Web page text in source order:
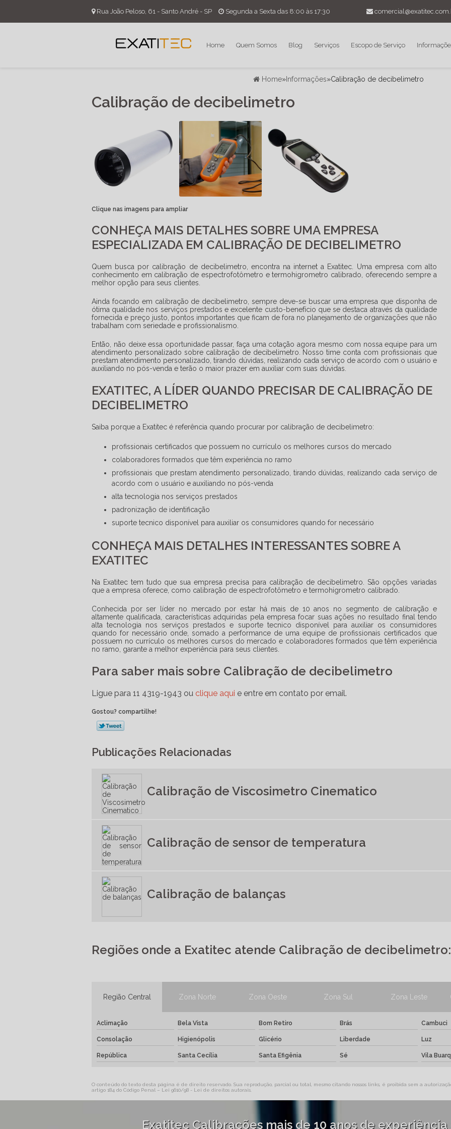
Rua João Peloso, 61 - Santo André - SP Segunda a Sexta das 8:00 às 17:30
Home Quem Somos Blog Serviços Escopo de Serviço
Home»Informações»Calibração de decibelimetro
Calibração de decibelimetro
Clique nas imagens para ampliar
CONHEÇA MAIS DETALHES SOBRE UMA EMPRESA
ESPECIALIZADA EM CALIBRAÇÃO DE DECIBELIMETRO
Quem busca por calibração de decibelimetro , encontra na internet a Exatitec. Uma empresa com alto
conhecimento em calibração de espectrofotômetro e termohigrometro calibrado, oferecendo sempre a
melhor opção para seus clientes.
Ainda focando em calibração de decibelimetro , sempre deve-se buscar uma empresa que disponha de
ótima qualidade nos serviços prestados e excelente custo-benefício que se destaca através da qualidade
fornecida e preço justo, pontos importantes que ficam de fora no planejamento de organizações que não
trabalham com seriedade e profissionalismo.
Então, não deixe essa oportunidade passar, faça uma cotação agora mesmo com nossa equipe para um
atendimento personalizado sobre calibração de decibelimetro . Nosso time conta com profissionais que
prestam atendimento personalizado, tirando dúvidas, realizando cada serviço de acordo com o usuário e
auxiliando no pós-venda e terão o maior prazer em auxiliar com suas dúvidas.
EXATITEC, A LÍDER QUANDO PRECISAR DE CALIBRAÇÃO DE
DECIBELIMETRO
Saiba porque a Exatitec é referência quando procurar por calibração de decibelimetro:
profissionais certificados que possuem no currículo os melhores cursos do mercado
colaboradores formados que têm experiência no ramo
profissionais que prestam atendimento personalizado, tirando dúvidas, realizando cada serviço de
acordo com o usuário e auxiliando no pós-venda
alta tecnologia nos serviços prestados
padronização de identificação
suporte tecnico disponível para auxiliar os consumidores quando for necessário
CONHEÇA MAIS DETALHES INTERESSANTES SOBRE A
EXATITEC
Na Exatitec tem tudo que sua empresa precisa para calibração de decibelimetro . São opções variadas
que a empresa oferece, como calibração de espectrofotômetro e termohigrometro calibrado.
Conhecida por ser líder no mercado por estar há mais de 10 anos no segmento de calibração e
altamente qualificada, características adquiridas pela empresa focar suas ações no resultado final tendo
alta tecnologia nos serviços prestados e suporte tecnico disponível para auxiliar os consumidores
quando for necessário onde, somado a performance de uma equipe de profissionais certificados que
possuem no currículo os melhores cursos do mercado e colaboradores formados que têm experiência
no ramo, garante a melhor experiência para seus clientes.
Para saber mais sobre Calibração de decibelimetro
Ligue para 11 4319-1943 ou clique aqui e entre em contato por email.
Gostou? compartilhe!
Publicações Relacionadas
Calibração de Viscosimetro Cinematico
Calibração de sensor de temperatura
Calibração de balanças
Regiões onde a Exatitec atende Calibração de decibelimetro:
Região Central Zona Norte Zona Oeste Zona Sul Zona Leste
Aclimação Bela Vista Bom Retiro Brás Cambuci
Consolação Higienópolis Glicério Liberdade Luz
República Santa Cecília Santa Efigênia Sé Vila
O conteúdo do texto desta página é de direito reservado. Sua reprodução, parcial ou total, mesmo citando nossos links, é proibida sem a
artigo 184 do Código Penal – Lei 9610/98 - Lei de direitos autorais
Exatitec Calibrações mais de 10 anos de